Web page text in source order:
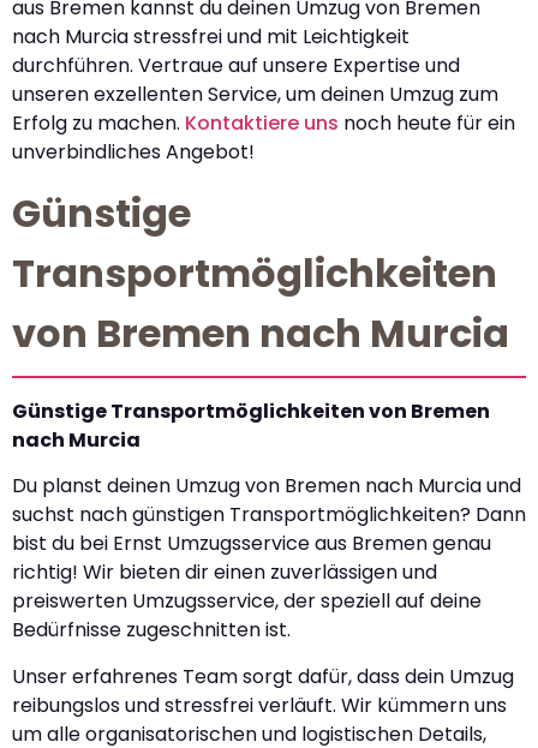
aus Bremen kannst du deinen Umzug von Bremen
nach Murcia stressfrei und mit Leichtigkeit
durchführen. Vertraue auf unsere Expertise und
unseren exzellenten Service, um deinen Umzug zum
Erfolg zu machen. Kontaktiere uns noch heute für ein
unverbindliches Angebot!
Günstige
Transportmöglichkeiten
von Bremen nach Murcia
Günstige Transportmöglichkeiten von Bremen
nach Murcia
Du planst deinen Umzug von Bremen nach Murcia und
suchst nach günstigen Transportmöglichkeiten? Dann
bist du bei Ernst Umzugsservice aus Bremen genau
richtig! Wir bieten dir einen zuverlässigen und
preiswerten Umzugsservice, der speziell auf deine
Bedürfnisse zugeschnitten ist.
Unser erfahrenes Team sorgt dafür, dass dein Umzug
reibungslos und stressfrei verläuft. Wir kümmern uns
um alle organisatorischen und logistischen Details,